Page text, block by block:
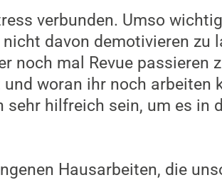
verbunden. Umso
davon demotivieren zu
noch mal Revue passieren
woran ihr noch arbeiten
hilfreich sein, um es in
Hausarbeiten, die